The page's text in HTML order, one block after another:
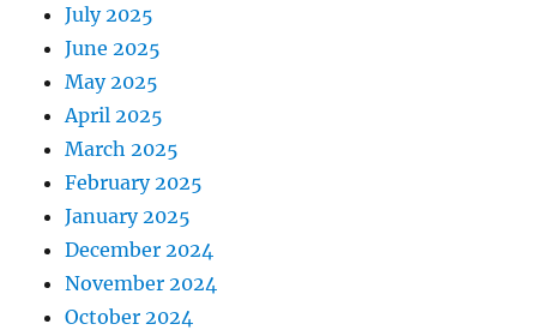
July 2025
June 2025
May 2025
April 2025
March 2025
February 2025
January 2025
December 2024
November 2024
October 2024